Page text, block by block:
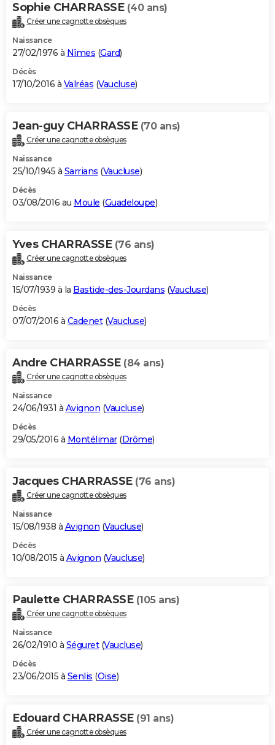
Sophie CHARRASSE (40 ans)
Créer une cagnotte obsèques
Naissance
27/02/1976 à Nîmes (Gard)
Décès
17/10/2016 à Valréas (Vaucluse)
Jean-guy CHARRASSE (70 ans)
Créer une cagnotte obsèques
Naissance
25/10/1945 à Sarrians (Vaucluse)
Décès
03/08/2016 au Moule (Guadeloupe)
Yves CHARRASSE (76 ans)
Créer une cagnotte obsèques
Naissance
15/07/1939 à la Bastide-des-Jourdans (Vaucluse)
Décès
07/07/2016 à Cadenet(Vaucluse)
Andre CHARRASSE (84 ans)
Créer une cagnotte obsèques
Naissance
24/06/1931 à Avignon (Vaucluse)
Décès
29/05/2016 à Montélimar(Drôme)
Jacques CHARRASSE (76 ans)
Créer une cagnotte obsèques
Naissance
15/08/1938 à Avignon (Vaucluse)
Décès
10/08/2015 à Avignon (Vaucluse)
Paulette CHARRASSE (105 ans)
Créer une cagnotte obsèques
Naissance
26/02/1910 à Séguret(Vaucluse)
Décès
23/06/2015 à Senlis (Oise)
Edouard CHARRASSE (91 ans)
Créer une cagnotte obsèques